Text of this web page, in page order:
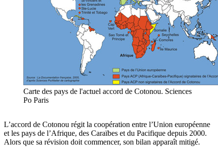
Carte des pays de l'actuel accord de Cotonou. Sciences
Po Paris
L’accord de Cotonou régit la coopération entre l’Union européenne
et les pays de l’Afrique, des Caraïbes et du Pacifique depuis 2000.
Alors que sa révision doit commencer, son bilan apparaît mitigé.